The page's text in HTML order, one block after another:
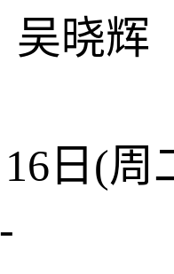
吴晓辉
日(周